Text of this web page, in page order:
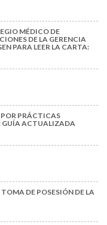
MÉDICO DE
DE LA GERENCIA
PARA LEER LA CARTA:
PRÁCTICAS
GUÍA ACTUALIZADA
DE POSESIÓN DE LA